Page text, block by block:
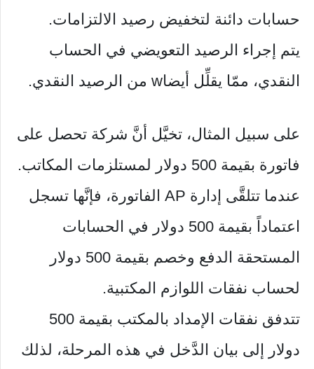
حسابات دائنة لتخفيض رصيد الالتزامات.
يتم إجراء الرصيد التعويضي في الحساب
النقدي، ممّا يقلِّل أيضاw من الرصيد النقدي.
على سبيل المثال، تخيَّل أنَّ شركة تحصل على
فاتورة بقيمة 500 دولار لمستلزمات المكاتب.
عندما تتلقَّى إدارة AP الفاتورة، فإنَّها تسجل
اعتماداً بقيمة 500 دولار في الحسابات
المستحقة الدفع وخصم بقيمة 500 دولار
لحساب نفقات اللوازم المكتبية.
تتدفق نفقات الإمداد بالمكتب بقيمة 500
دولار إلى بيان الدَّخل في هذه المرحلة، لذلك